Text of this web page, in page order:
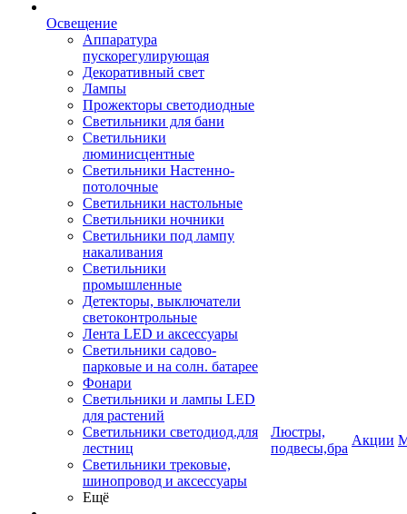
Освещение
Аппаратура
пускорегулирующая
Декоративный свет
Лампы
Прожекторы светодиодные
Светильники для бани
Светильники
люминисцентные
Светильники Настенно-
потолочные
Светильники настольные
Светильники ночники
Светильники под лампу
накаливания
Светильники
промышленные
Детекторы, выключатели
светоконтрольные
Лента LED и аксессуары
Светильники садово-
парковые и на солн. батарее
Фонари
Светильники и лампы LED
для растений
Светильники светодиод.для
лестниц
Светильники трековые,
шинопровод и аксессуары
Ещё
Люстры,
подвесы,бра
Акции